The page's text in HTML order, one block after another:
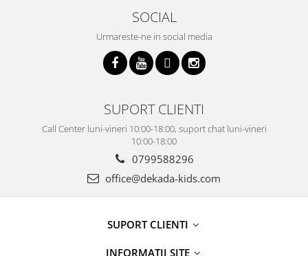
SOCIAL
Urmareste-ne in social media
SUPORT CLIENTI
Call Center luni-vineri 10:00-18:00, suport chat luni-vineri
10:00-18:00
0799588296
office@dekada-kids.com
SUPORT CLIENTI
INFORMATII SITE